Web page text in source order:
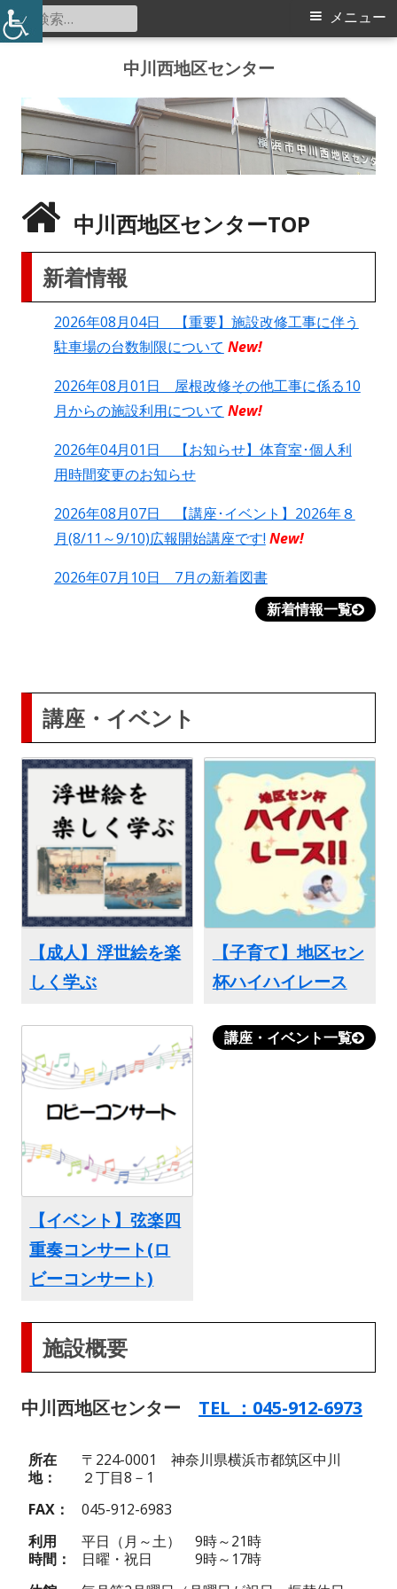
中川西地区センター
メ
メニュー
検
索:
中川西地区センターTOP
新着情報
2026年08月04日 【重要】施設改修工事に伴う
駐車場の台数制限について New!
2026年08月01日 屋根改修その他工事に係る10
月からの施設利用について New!
2026年04月01日 【お知らせ】体育室･個人利
用時間変更のお知らせ
2026年08月07日 【講座･イベント】2026年８
月(8/11～9/10)広報開始講座です! New!
2026年07月10日 7月の新着図書
新着情報一覧
講座・イベント
【成人】浮世絵を楽
しく学ぶ
【子育て】地区セン
杯ハイハイレース
【イベント】弦楽四
重奏コンサート(ロ
ビーコンサート)
講座・イベント一覧
施設概要
中川西地区センター TEL ：045-912-6973
所在
地
〒224-0001 神奈川県横浜市都筑区中川
２丁目8－1
FAX
045-912-6983
利用
時間
平日（月～土） 9時～21時
日曜・祝日 9時～17時